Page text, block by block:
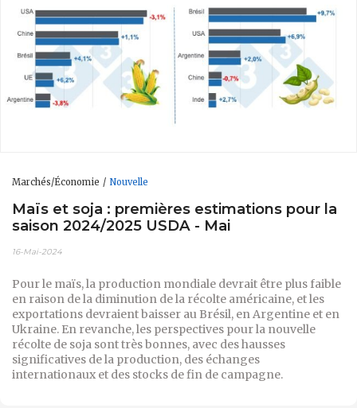
Marchés/Économie Nouvelle
Maïs et soja : premières estimations pour la
saison 2024/2025 USDA - Mai
16-Mai-2024
Pour le maïs, la production mondiale devrait être plus faible
en raison de la diminution de la récolte américaine, et les
exportations devraient baisser au Brésil, en Argentine et en
Ukraine. En revanche, les perspectives pour la nouvelle
récolte de soja sont très bonnes, avec des hausses
significatives de la production, des échanges
internationaux et des stocks de fin de campagne.